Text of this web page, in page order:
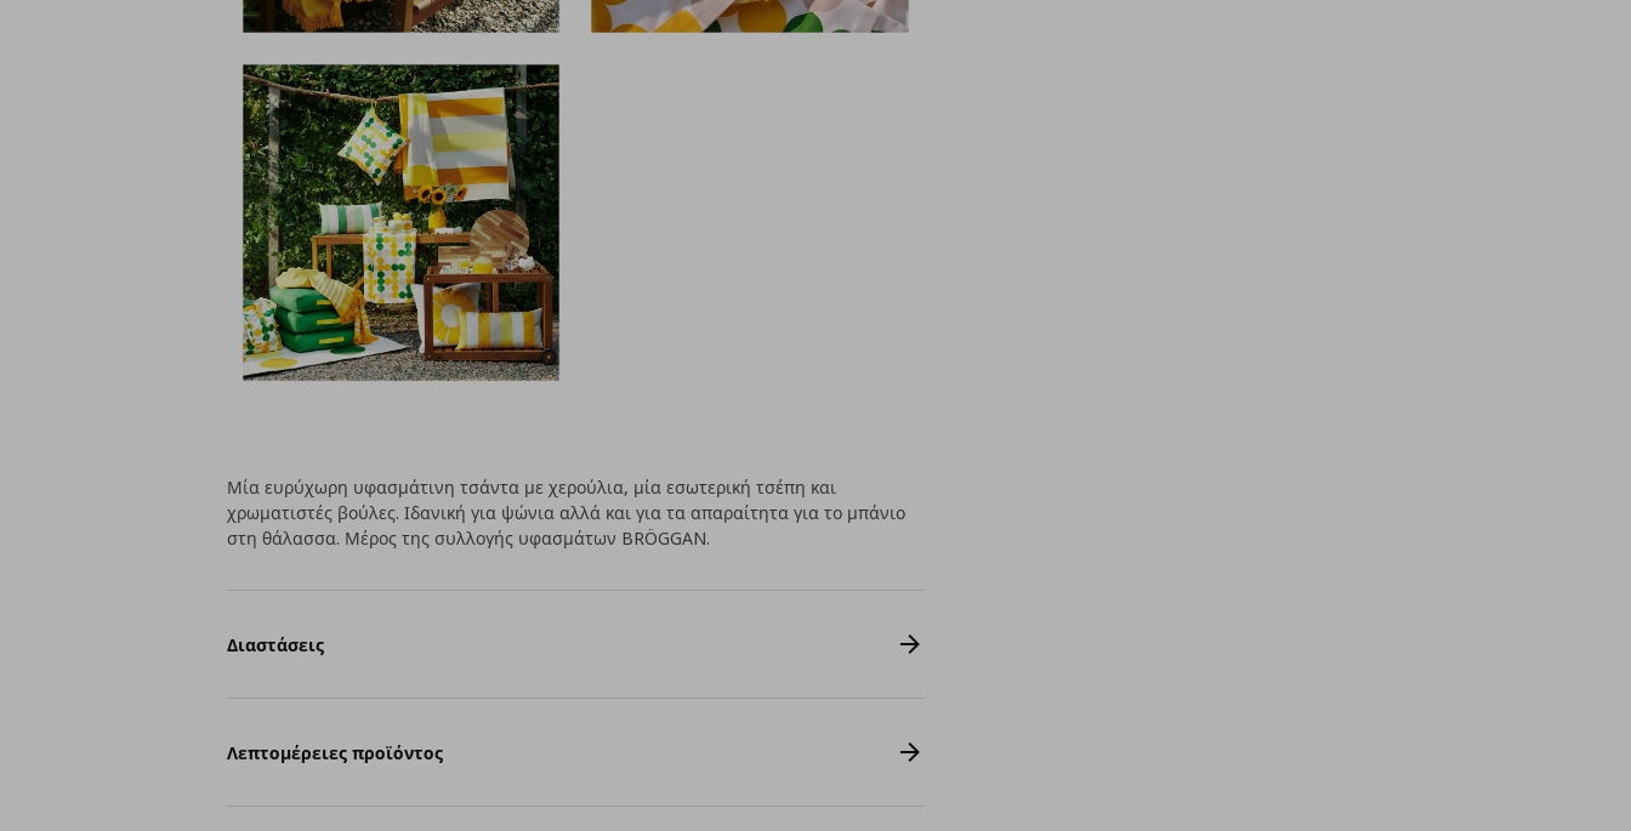
Μία ευρύχωρη υφασμάτινη τσάντα με χερούλια, μία εσωτερική τσέπη και
χρωματιστές βούλες. Ιδανική για ψώνια αλλά και για τα απαραίτητα για το μπάνιο
στη θάλασσα. Μέρος της συλλογής υφασμάτων BRÖGGAN.
Διαστάσεις
Λεπτομέρειες προϊόντος